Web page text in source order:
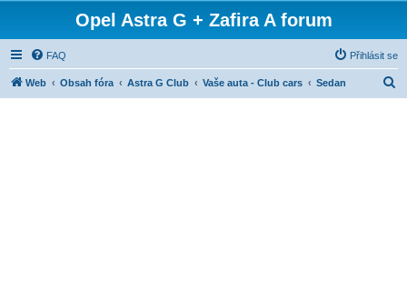
Opel Astra G + Zafira A forum
FAQ Přihlásit se
Web Obsah fóra Astra G Club Vaše auta - Club cars Sedan